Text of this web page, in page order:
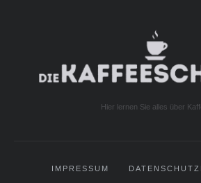
Hier lernen Sie alles über
IMPRESSUM